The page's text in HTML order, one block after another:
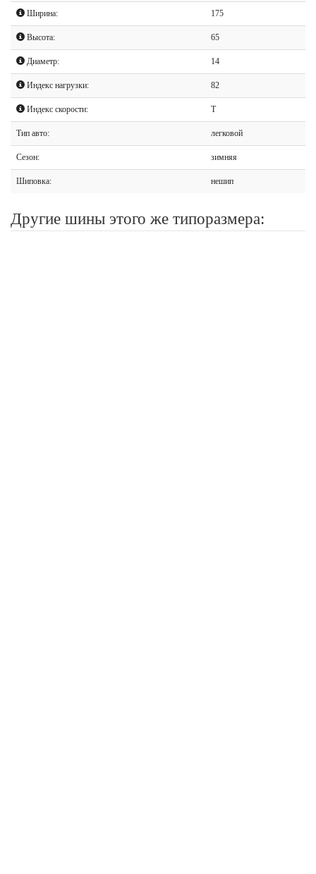
Ширина: 175
Высота: 65
Диаметр: 14
Индекс нагрузки: 82
Индекс скорости: T
Тип авто: легковой
Сезон: зимняя
Шиповка: нешип
Другие шины этого же типоразмера: